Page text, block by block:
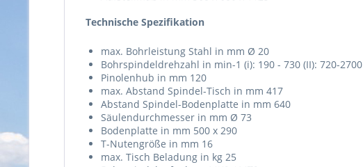
Technische Spezifikation
max. Bohrleistung Stahl in mm Ø 20
Bohrspindeldrehzahl in min-1 (i): 190 - 730 (II): 720-2700
Pinolenhub in mm 120
max. Abstand Spindel-Tisch in mm 417
Abstand Spindel-Bodenplatte in mm 640
Säulendurchmesser in mm Ø 73
Bodenplatte in mm 500 x 290
T-Nutengröße in mm 16
max. Tisch Beladung in kg 25